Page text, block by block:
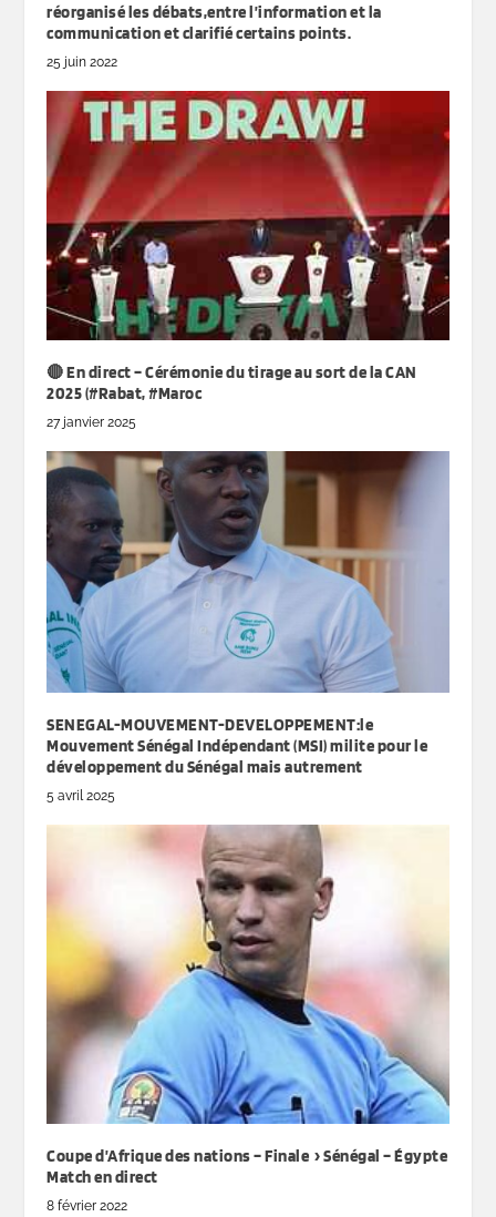
réorganisé les débats,entre l’information et la
communication et clarifié certains points.
25 juin 2022
🔴 En direct – Cérémonie du tirage au sort de la CAN
2025 (#Rabat, #Maroc
27 janvier 2025
SENEGAL-MOUVEMENT-DEVELOPPEMENT:le
Mouvement Sénégal Indépendant (MSI) milite pour le
développement du Sénégal mais autrement
5 avril 2025
Coupe d’Afrique des nations – Finale › Sénégal – Égypte
Match en direct
8 février 2022